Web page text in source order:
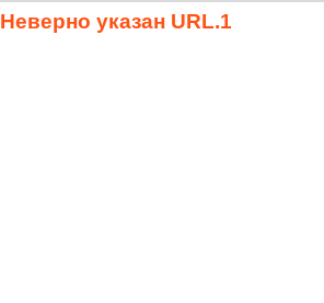
Неверно указан URL.1